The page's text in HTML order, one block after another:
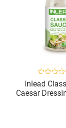
Inlead
Caesar